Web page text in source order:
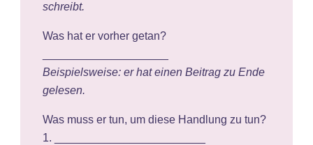
schreibt.
Was hat er vorher getan?
Beispielsweise: er hat einen Beitrag zu Ende
gelesen.
Was muss er tun, um diese Handlung zu tun?
1. ________________________